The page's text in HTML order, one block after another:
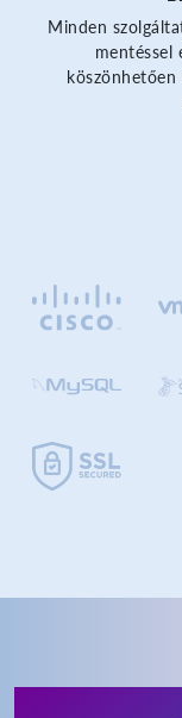
Minden
mentéssel